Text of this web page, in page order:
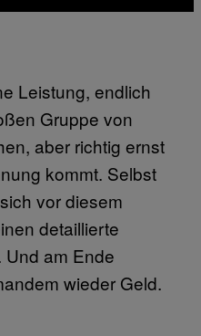
Leistung, endlich
Gruppe von
aber richtig ernst
kommt. Selbst
vor diesem
detaillierte
Und am Ende
wieder Geld.